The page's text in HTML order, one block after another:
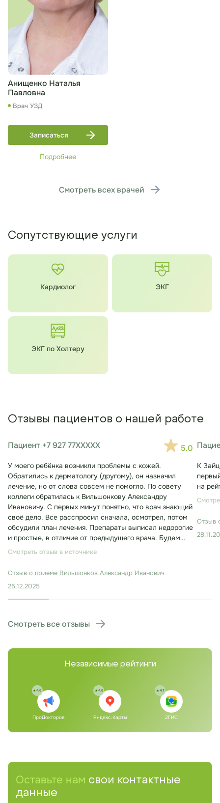
Анищенко Наталья
Павловна
Врач УЗД
Записаться
Подробнее
Смотреть всех врачей
Сопутствующие услуги
Кардиолог ЭКГ
ЭКГ по Холтеру
Отзывы пациентов о нашей работе
Пациент +7 927 77XXXXX 5.0
У моего ребёнка возникли проблемы с кожей.
Обратились к дерматологу (другому), он назначил
лечение, но от слова совсем не помогло. По совету
коллеги обратилась к Вильшонкову Александру
Ивановичу. С первых минут понятно, что врач знающий
своё дело. Все расспросил сначала, осмотрел, потом
обсудили план лечения. Препараты выписал недорогие
и простые, в отличие от предыдущего врача. Будем
лечиться. Консультация заняла около 30 минут.
Смотреть отзыв в источнике
Отзыв о приеме Вильшонков Александр Иванович
25.12.2025
К
на
Отзыв
Смотреть все отзывы
Независимые рейтинги
4.6
ПроДокторов
4.6
Яндекс.Карты
4.7
2ГИС
Оставьте нам свои контактные
данные